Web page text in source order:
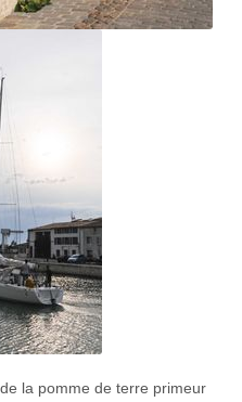
la pomme de terre primeur